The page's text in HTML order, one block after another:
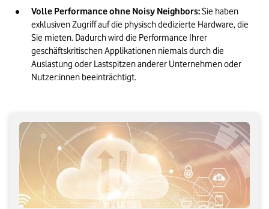
Volle Performance ohne Noisy Neighbors: Sie haben
exklusiven Zugriff auf die physisch dedizierte Hardware, die
Sie mieten. Dadurch wird die Performance Ihrer
geschäftskritischen Applikationen niemals durch die
Auslastung oder Lastspitzen anderer Unternehmen oder
Nutzer:innen beeinträchtigt.